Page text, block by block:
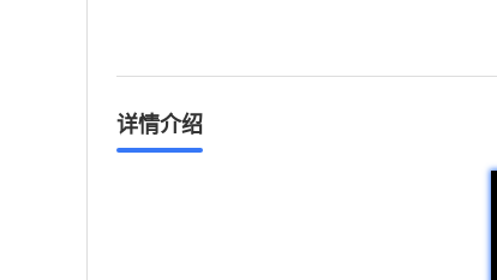
详情介绍